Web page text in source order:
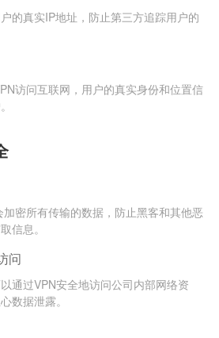
的真实IP地址，防止第三方追踪用户的
访问互联网，用户的真实身份和位置信
加密所有传输的数据，防止黑客和其他恶
信息。
问
通过VPN安全地访问公司内部网络资
数据泄露。